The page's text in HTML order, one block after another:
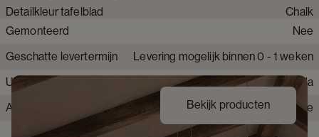
Detailkleur tafelblad
Chalk
Krasbestendig tafelblad
Matig krasbestendig
Behandeld hout
Ja
Hittebestendig
Nee
Gemonteerd
Nee
Geschatte levertermijn
Levering mogelijk binnen 0 - 1 weken
Uit voorraad leverbaar
Ja
Alle montage gereedschap inbegrepen
Nee
Bekijk producten